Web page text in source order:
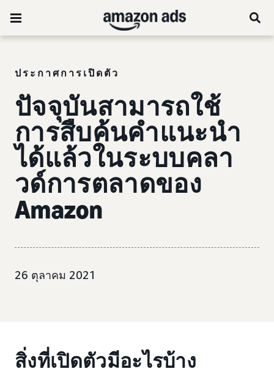
ประกาศการเปิดตัว
ปัจจุบันสามารถใช้
การสืบค้นคำแนะนำ
ได้แล้วในระบบคลา
วด์การตลาดของ
Amazon
26 ตุลาคม 2021
สิ่งที่เปิดตัวมีอะไรบ้าง